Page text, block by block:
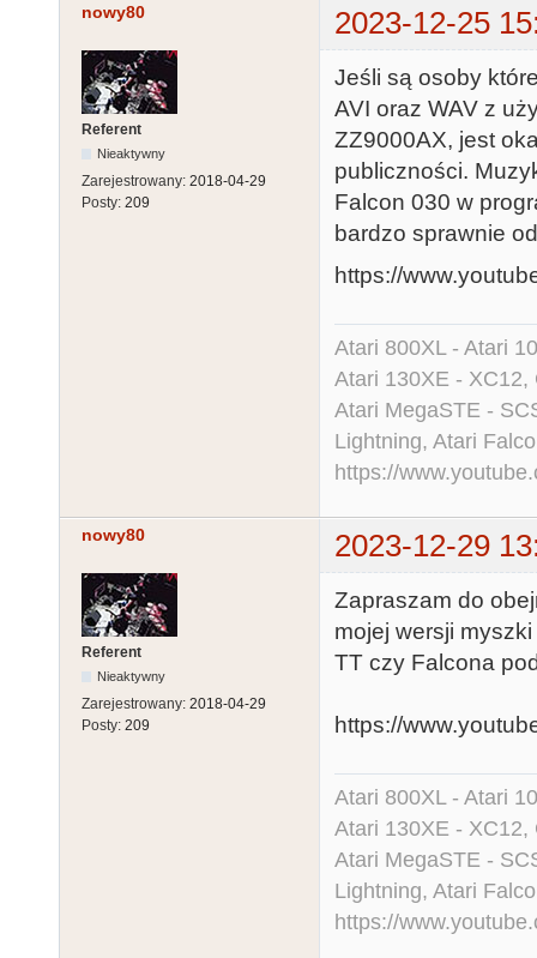
nowy80 2023-12-25
Referent
Nieaktywny
Zarejestrowany: 2018-04-29
Posty: 209
Jeśli są osoby
AVI oraz WAV z
ZZ9000AX, jest
publiczności.
Falcon 030 w
bardzo sprawnie
https://
Atari 800XL - Atari
Atari 130XE - XC12,
Atari MegaSTE -
Lightning, Atari
https://
nowy80 2023-12-29
Referent
Nieaktywny
Zarejestrowany: 2018-04-29
Posty: 209
Zapraszam do
mojej wersji
TT czy Falcona
https://
Atari 800XL - Atari
Atari 130XE - XC12,
Atari MegaSTE -
Lightning, Atari
https://